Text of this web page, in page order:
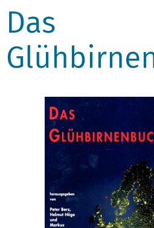
Das